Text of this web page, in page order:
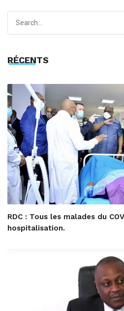
RÉCENTS
RDC : Tous les malades du
hospitalisation.